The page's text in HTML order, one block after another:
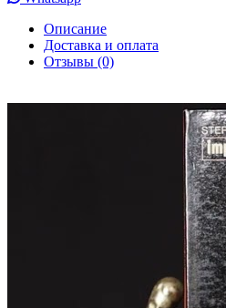
Описание
Доставка и оплата
Отзывы (0)